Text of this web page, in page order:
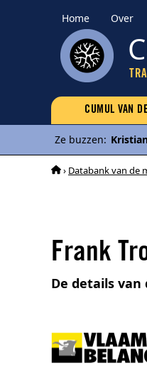
Home Over
CUMUL VAN
Ze buzzen:
› Databank van de
Frank
De details